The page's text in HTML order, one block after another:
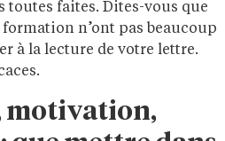
toutes faites. Dites-vous que
formation n’ont pas beaucoup
à la lecture de votre lettre.
motivation,